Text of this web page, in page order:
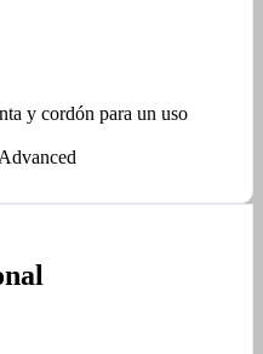
y cordón para un uso